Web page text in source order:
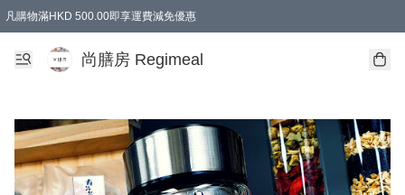
凡購物滿HKD 500.00即享運費減免優惠
尚膳房 Regimeal